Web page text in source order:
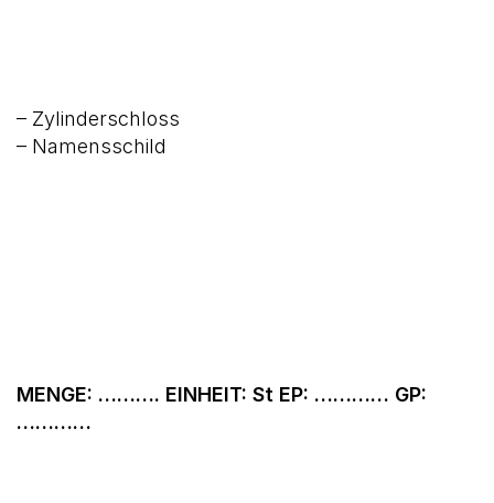
– Zylinderschloss
– Namensschild
MENGE: ………. EINHEIT: St EP: ………… GP:
…………